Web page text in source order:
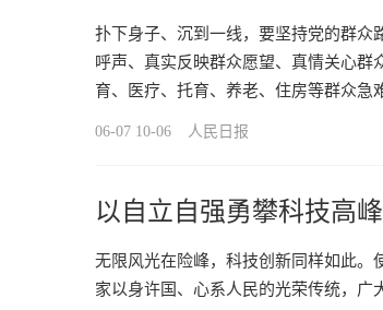
扑下身子、沉到一线，要坚持党的群众
呼声、真实反映群众愿望、真情关心
育、医疗、托育、养老、住房等群众急
06-07 10-06 人民日报
以自立自强勇攀科技高峰
无限风光在险峰，科技创新同样如此。
家以身许国、心系人民的光荣传统，广